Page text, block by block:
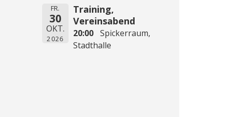
FR.
30
OKT.
2026
Training,
Vereinsabend
20:00 Spickerraum,
Stadthalle